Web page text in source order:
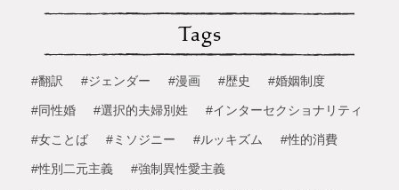
Tags
#翻訳 #ジェンダー #漫画 #歴史 #婚姻制度
#同性婚 #選択的夫婦別姓 #インターセクショナリティ
#女ことば #ミソジニー #ルッキズム #性的消費
#性別二元主義 #強制異性愛主義